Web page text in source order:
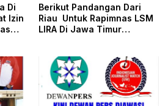
Di
Izin
Berikut Pandangan Dari
Riau Untuk Rapimnas LSM
LIRA Di Jawa Timur